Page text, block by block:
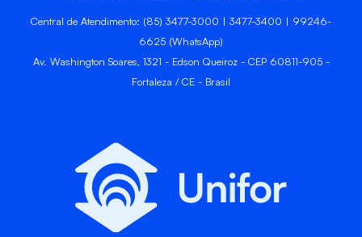
Central de Atendimento: (85) 3477-3000 | 3477-3400 | 99246-
6625 (WhatsApp)
Av. Washington Soares, 1321 - Edson Queiroz - CEP 60811-905 -
Fortaleza / CE - Brasil